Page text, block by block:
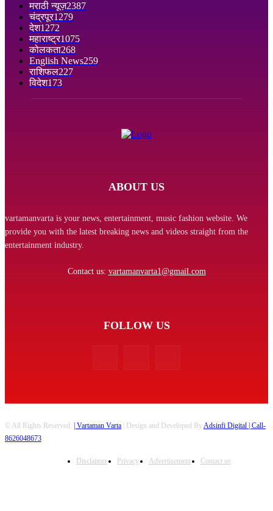
मराठी न्यूज़2387
चंद्रपूर1279
देश1272
महाराष्ट्र1075
कोलकता268
English News259
राशिफल227
विदेश173
ABOUT US
vartamanvarta is your news, entertainment, music fashion website. We
provide you with the latest breaking news and videos straight from the
entertainment industry.
Contact us: vartamanvarta1@gmail.com
FOLLOW US
© All Rights Reserved. | Vartaman Varta | Design and Developed ByAdsinfi Digital | Call-
8626048673
Disclaimer Privacy Advertisement Contact us